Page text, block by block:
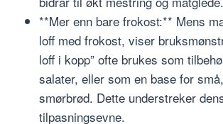
**Mer enn bare frokost:** Mens
loff med frokost, viser
loff i kopp” ofte brukes som
salater, eller som en base for
smørbrød. Dette understreker
tilpasningsevne.